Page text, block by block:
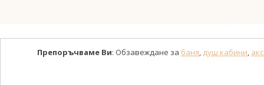
Препоръчваме Ви: Обзавеждане за баня, душ кабини,